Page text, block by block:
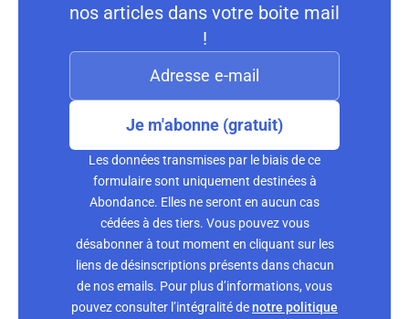
nos articles dans votre boite mail
!
Je m'abonne (gratuit)
Les données transmises par le biais de ce
formulaire sont uniquement destinées à
Abondance. Elles ne seront en aucun cas
cédées à des tiers. Vous pouvez vous
désabonner à tout moment en cliquant sur les
liens de désinscriptions présents dans chacun
de nos emails. Pour plus d’informations, vous
pouvez consulter l’intégralité denotre politique